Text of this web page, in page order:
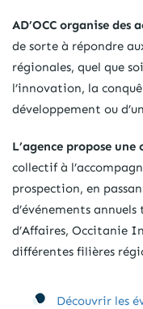
AD’OCC organise
de sorte à répondre
régionales, quel que
l’innovation, la
développement ou
L’agence propose
collectif à
prospection, en
d’événements
d’Affaires, Occitanie
différentes filières
Découvrir les